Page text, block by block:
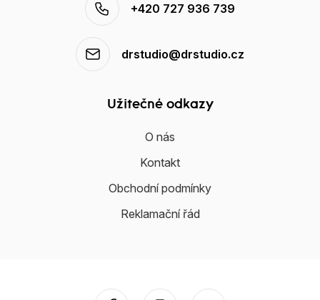
+420 727 936 739
drstudio@drstudio.cz
Užitečné odkazy
O nás
Kontakt
Obchodní podmínky
Reklamační řád